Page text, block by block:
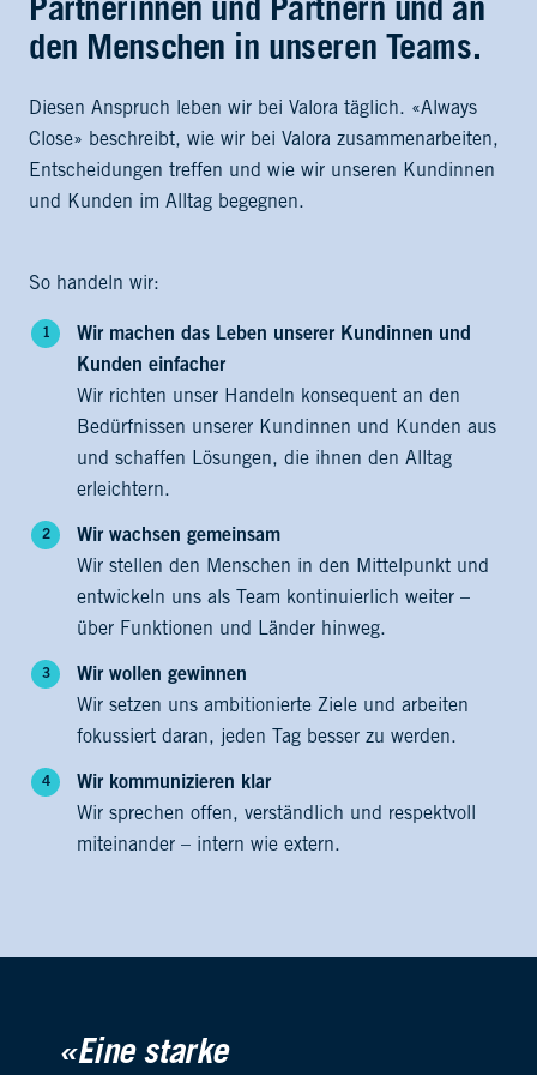
Partnerinnen und Partnern und an
den Menschen in unseren Teams.
Diesen Anspruch leben wir bei Valora täglich. «Always
Close» beschreibt, wie wir bei Valora zusammenarbeiten,
Entscheidungen treffen und wie wir unseren Kundinnen
und Kunden im Alltag begegnen.
So handeln wir:
Wir machen das Leben unserer Kundinnen und
Kunden einfacher
Wir richten unser Handeln konsequent an den
Bedürfnissen unserer Kundinnen und Kunden aus
und schaffen Lösungen, die ihnen den Alltag
erleichtern.
Wir wachsen gemeinsam
Wir stellen den Menschen in den Mittelpunkt und
entwickeln uns als Team kontinuierlich weiter –
über Funktionen und Länder hinweg.
Wir wollen gewinnen
Wir setzen uns ambitionierte Ziele und arbeiten
fokussiert daran, jeden Tag besser zu werden.
Wir kommunizieren klar
Wir sprechen offen, verständlich und respektvoll
miteinander – intern wie extern.
«Eine starke